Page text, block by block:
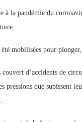
à la pandémie du
mobilisées pour
d’accidents de
pressions que subissent